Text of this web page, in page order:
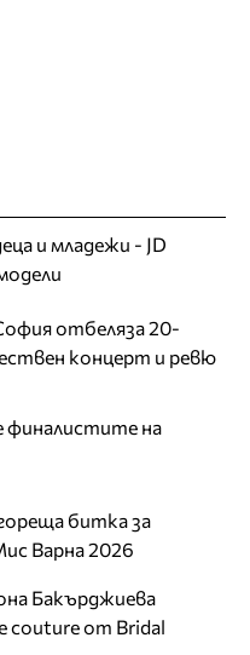
и младежи - JD
отбеляза 20-
концерт и ревю
финалистите на
битка за
Варна 2026
Бакърджиева
couture от Bridal